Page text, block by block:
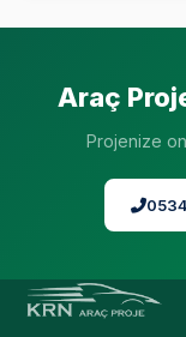
Araç
Projenize